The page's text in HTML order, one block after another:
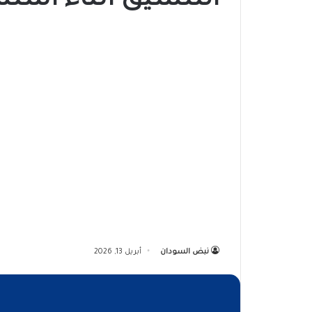
نبض السودان أبريل 13, 2026